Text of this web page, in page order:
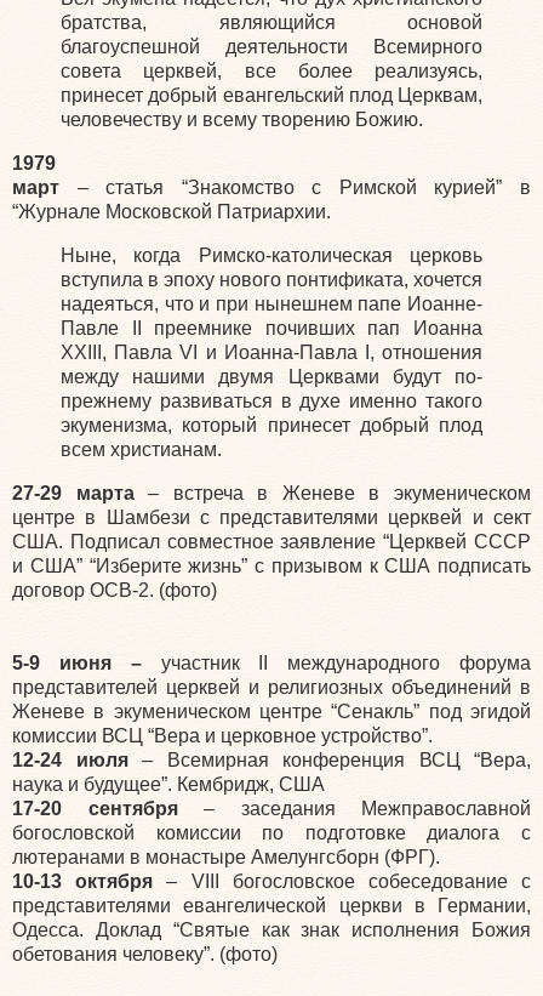
братства, являющийся основой
благоуспешной деятельности Всемирного
совета церквей, все более реализуясь,
принесет добрый евангельский плод Церквам,
человечеству и всему творению Божию.
1979
март – статья “Знакомство с Римской курией” в
“Журнале Московской Патриархии.
Ныне, когда Римско-католическая церковь
вступила в эпоху нового понтификата, хочется
надеяться, что и при нынешнем папе Иоанне-
Павле II преемнике почивших пап Иоанна
XXIII, Павла VI и Иоанна-Павла I, отношения
между нашими двумя Церквами будут по-
прежнему развиваться в духе именно такого
экуменизма, который принесет добрый плод
всем христианам.
27-29 марта– встреча в Женеве в экуменическом
центре в Шамбези с представителями церквей и сект
США. Подписал совместное заявление “Церквей СССР
и США” “Изберите жизнь” с призывом к США подписать
договор ОСВ-2. (фото)
5-9 июня – участник II международного форума
представителей церквей и религиозных объединений в
Женеве в экуменическом центре “Сенакль” под эгидой
комиссии ВСЦ “Вера и церковное устройство”.
12-24 июля– Всемирная конференция ВСЦ “Вера,
наука и будущее”. Кембридж, США
17-20 сентября– заседания Межправославной
богословской комиссии по подготовке диалога с
лютеранами в монастыре Амелунгсборн (ФРГ).
10-13 октября – VIII богословское собеседование с
представителями евангелической церкви в Германии,
Одесса. Доклад “Святые как знак исполнения Божия
обетования человеку”. (фото)